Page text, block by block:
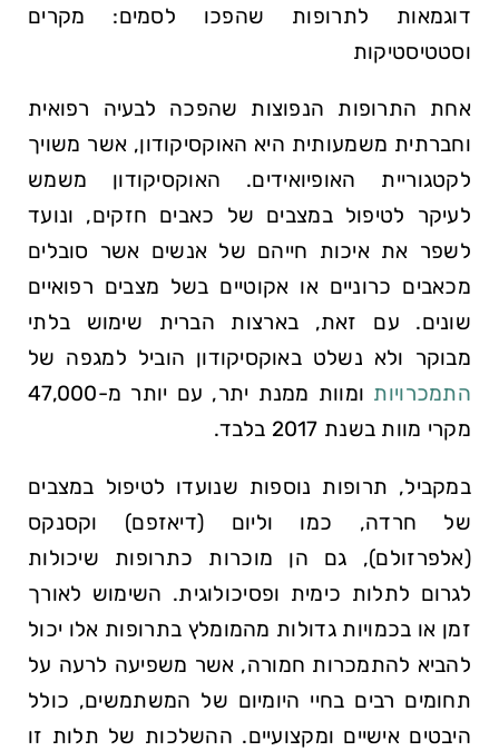
דוגמאות לתרופות שהפכו לסמים: מקרים
וסטטיסטיקות
אחת התרופות הנפוצות שהפכה לבעיה רפואית
וחברתית משמעותית היא האוקסיקודון, אשר משויך
לקטגוריית האופיואידים. האוקסיקודון משמש
לעיקר לטיפול במצבים של כאבים חזקים, ונועד
לשפר את איכות חייהם של אנשים אשר סובלים
מכאבים כרוניים או אקוטיים בשל מצבים רפואיים
שונים. עם זאת, בארצות הברית שימוש בלתי
מבוקר ולא נשלט באוקסיקודון הוביל למגפה של
התמכרויות
ומוות ממנת יתר, עם יותר מ-47,000
מקרי מוות בשנת 2017 בלבד.
במקביל, תרופות נוספות שנועדו לטיפול במצבים
של חרדה, כמו וליום (דיאזפם) וקסנקס
(אלפרזולם), גם הן מוכרות כתרופות שיכולות
לגרום לתלות כימית ופסיכולוגית. השימוש לאורך
זמן או בכמויות גדולות מהמומלץ בתרופות אלו יכול
להביא להתמכרות חמורה, אשר משפיעה לרעה על
תחומים רבים בחיי היומיום של המשתמשים, כולל
היבטים אישיים ומקצועיים. ההשלכות של תלות זו